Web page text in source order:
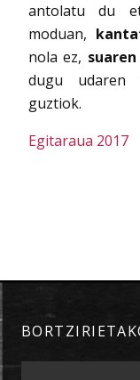
antolatu du
moduan,
nola ez,
dugu udaren
guztiok.
Egitaraua 2017